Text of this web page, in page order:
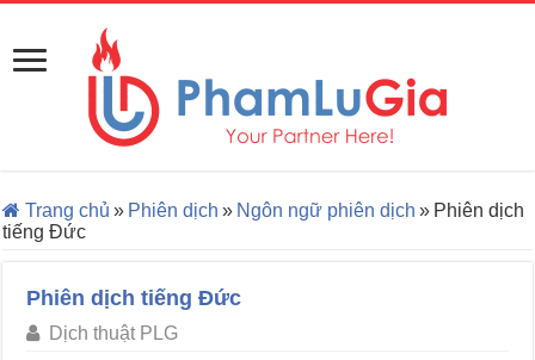
Trang chủ » Phiên dịch » Ngôn ngữ phiên dịch » Phiên dịch
tiếng Đức
Phiên dịch tiếng Đức
Dịch thuật PLG